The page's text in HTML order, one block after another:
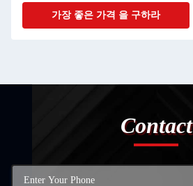
가장 좋은 가격 을 구하라
Contact